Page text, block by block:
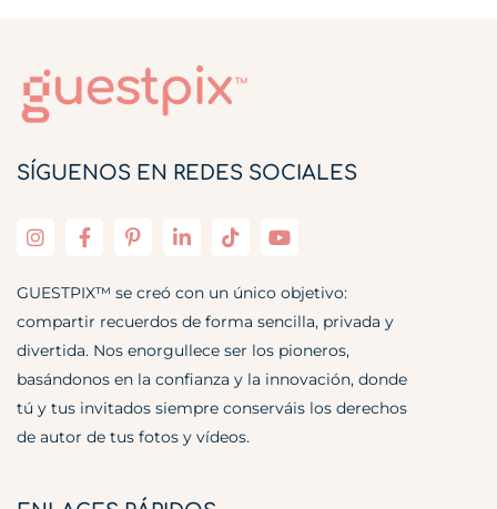
SÍGUENOS EN REDES SOCIALES
GUESTPIX™ se creó con un único objetivo:
compartir recuerdos de forma sencilla, privada y
divertida. Nos enorgullece ser los pioneros,
basándonos en la confianza y la innovación, donde
tú y tus invitados siempre conserváis los derechos
de autor de tus fotos y vídeos.